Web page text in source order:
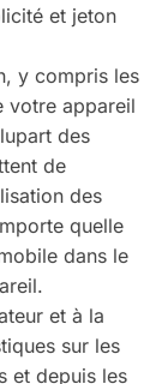
et jeton
y compris les
votre appareil
des
de
des
quelle
dans le
et à la
sur les
et depuis les